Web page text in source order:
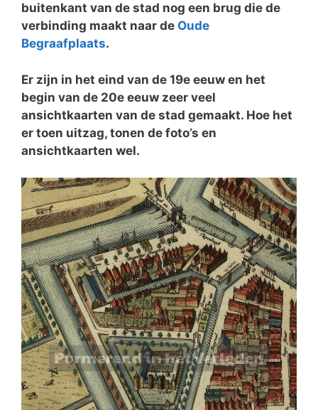
buitenkant van de stad nog een brug die de
verbinding maakt naar de Oude
Begraafplaats.
Er zijn in het eind van de 19e eeuw en het
begin van de 20e eeuw zeer veel
ansichtkaarten van de stad gemaakt. Hoe het
er toen uitzag, tonen de foto’s en
ansichtkaarten wel.